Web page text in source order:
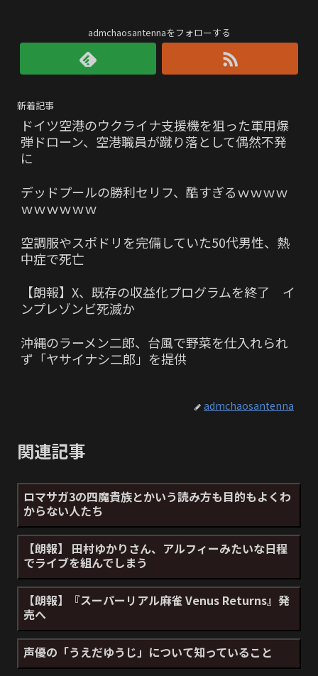
admchaosantennaをフォローする
新着記事
ドイツ空港のウクライナ支援機を狙った軍用爆
弾ドローン、空港職員が蹴り落として偶然不発
に
デッドプールの勝利セリフ、酷すぎるｗｗｗｗ
ｗｗｗｗｗｗ
空調服やスポドリを完備していた50代男性、熱
中症で死亡
【朗報】X、既存の収益化プログラムを終了 イ
ンプレゾンビ死滅か
沖縄のラーメン二郎、台風で野菜を仕入れられ
ず「ヤサイナシ二郎」を提供
admchaosantenna
関連記事
ロマサガ3の四魔貴族とかいう読み方も目的もよくわ
からない人たち
【朗報】 田村ゆかりさん、アルフィーみたいな日程
でライブを組んでしまう
【朗報】『スーパーリアル麻雀 Venus Returns』発
売へ
声優の「うえだゆうじ」について知っていること